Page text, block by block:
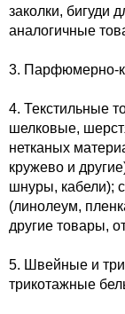
заколки, бигуди
аналогичные
3. Парфюмерно-
4. Текстильные
шелковые,
нетканых
кружево и
шнуры, кабели);
(линолеум,
другие товары,
5. Швейные и
трикотажные